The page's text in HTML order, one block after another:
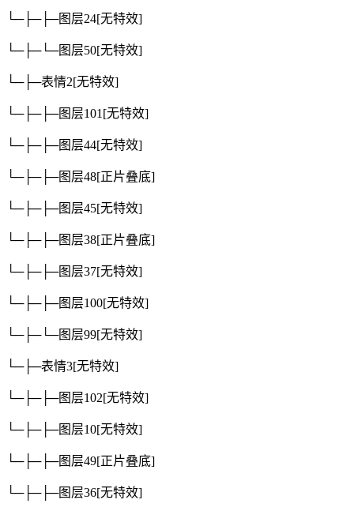
└─├─├─图层24[无特效]
└─├─└─图层50[无特效]
└─├─表情2[无特效]
└─├─├─图层101[无特效]
└─├─├─图层44[无特效]
└─├─├─图层48[正片叠底]
└─├─├─图层45[无特效]
└─├─├─图层38[正片叠底]
└─├─├─图层37[无特效]
└─├─├─图层100[无特效]
└─├─└─图层99[无特效]
└─├─表情3[无特效]
└─├─├─图层102[无特效]
└─├─├─图层10[无特效]
└─├─├─图层49[正片叠底]
└─├─├─图层36[无特效]